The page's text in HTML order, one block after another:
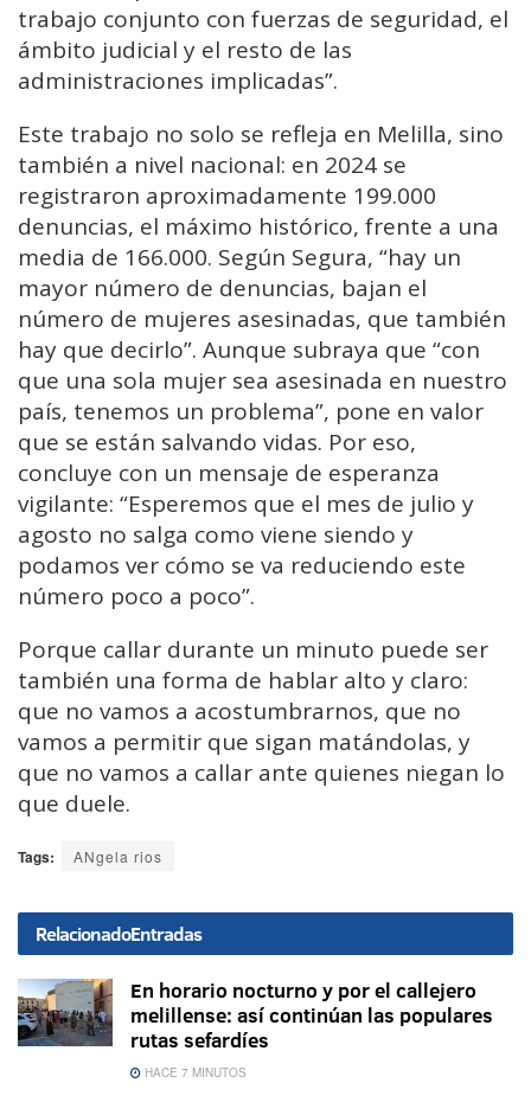
trabajo conjunto con fuerzas de seguridad, el
ámbito judicial y el resto de las
administraciones implicadas”.
Este trabajo no solo se refleja en Melilla, sino
también a nivel nacional: en 2024 se
registraron aproximadamente 199.000
denuncias, el máximo histórico, frente a una
media de 166.000. Según Segura, “hay un
mayor número de denuncias, bajan el
número de mujeres asesinadas, que también
hay que decirlo”. Aunque subraya que “con
que una sola mujer sea asesinada en nuestro
país, tenemos un problema”, pone en valor
que se están salvando vidas. Por eso,
concluye con un mensaje de esperanza
vigilante: “Esperemos que el mes de julio y
agosto no salga como viene siendo y
podamos ver cómo se va reduciendo este
número poco a poco”.
Porque callar durante un minuto puede ser
también una forma de hablar alto y claro:
que no vamos a acostumbrarnos, que no
vamos a permitir que sigan matándolas, y
que no vamos a callar ante quienes niegan lo
que duele.
Tags: ANgela rios
RelacionadoEntradas
En horario nocturno y por el callejero
melillense: así continúan las populares
rutas sefardíes
HACE 7 MINUTOS